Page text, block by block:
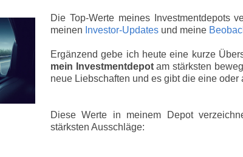
Die Top-Werte meines Investmentdepots
meinen Investor-Updatesund meine
Ergänzend gebe ich heute eine kurze
mein Investmentdepotam stärksten
neue Liebschaften und es gibt die eine oder
Diese Werte in meinem Depot
stärksten Ausschläge: